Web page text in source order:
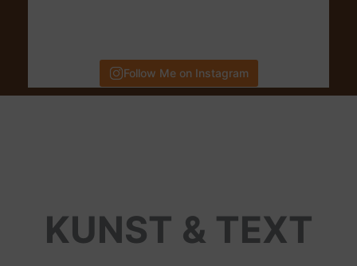
Follow Me on Instagram
KUNST & TEXT